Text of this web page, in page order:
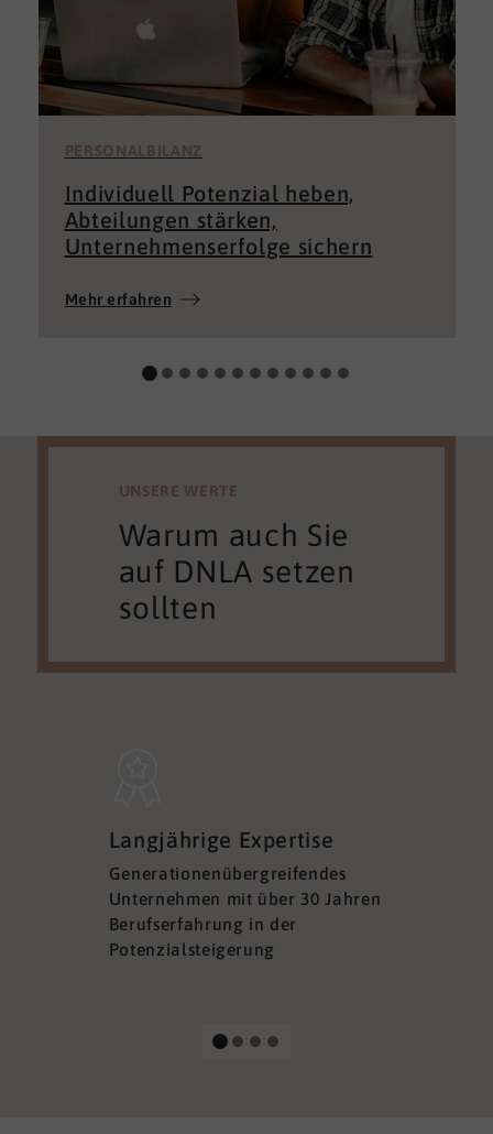
PERSONALBILANZ
Individuell Potenzial heben,
Abteilungen stärken,
Unternehmenserfolge sichern
Mehr erfahren
UNSERE WERTE
Warum auch Sie
auf DNLA setzen
sollten
Langjährige Expertise
Generationenübergreifendes
Unternehmen mit über 30 Jahren
Berufserfahrung in der
Potenzialsteigerung